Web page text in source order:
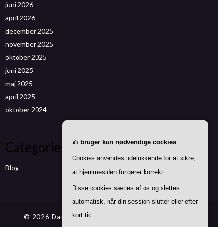
juni 2026
april 2026
december 2025
november 2025
oktober 2025
juni 2025
maj 2025
april 2025
oktober 2024
Categories
Blog
© 2026 Datenwizard.de
Vi bruger kun nødvendige cookies
Cookies anvendes udelukkende for at sikre,
at hjemmesiden fungerer korrekt.
Disse cookies sættes af os og slettes
automatisk, når din session slutter eller efter
kort tid.